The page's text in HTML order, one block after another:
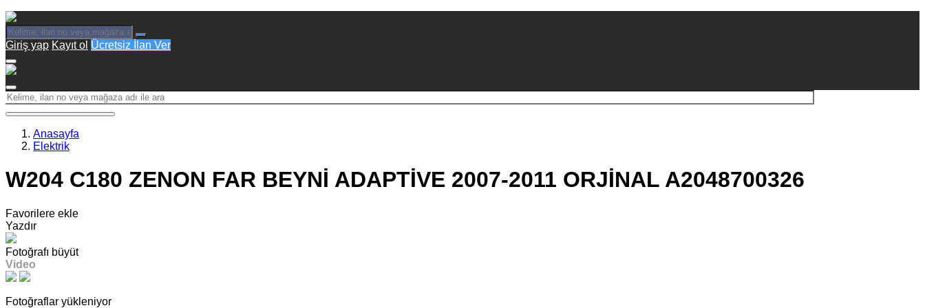
Giriş yap Kayıt ol Ücretsiz İlan Ver
Anasayfa
Elektrik
W204 C180 ZENON FAR BEYNİ ADAPTİVE 2007-2011 ORJİNAL A2048700326
Favorilere ekle
Yazdır
Fotoğrafı büyüt
Video
Fotoğraflar yükleniyor